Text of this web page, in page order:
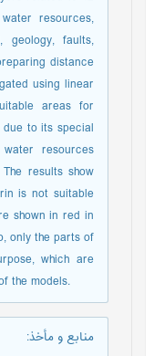
resources,
geology, faults,
distance
using linear
areas for
to its special
resources
results show
is not suitable
shown in red in
only the parts of
which are
the models.
منابع و مأخذ: